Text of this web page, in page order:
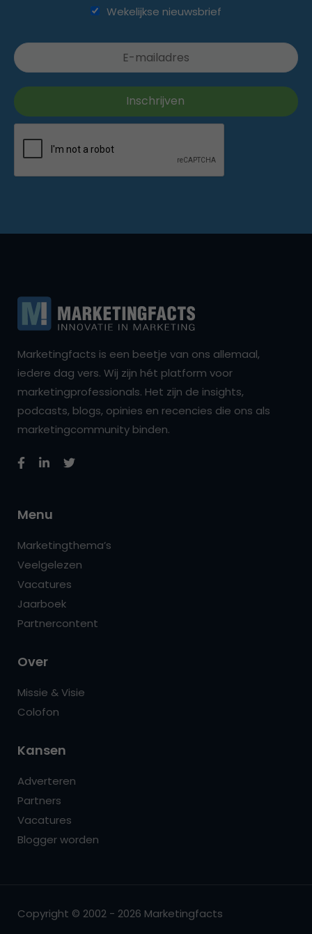
Wekelijkse nieuwsbrief
Marketingfacts is een beetje van ons allemaal,
iedere dag vers. Wij zijn hét platform voor
marketingprofessionals. Het zijn de insights,
podcasts, blogs, opinies en recencies die ons als
marketingcommunity binden.
Menu
Marketingthema’s
Veelgelezen
Vacatures
Jaarboek
Partnercontent
Over
Missie & Visie
Colofon
Kansen
Adverteren
Partners
Vacatures
Blogger worden
Copyright © 2002 - 2026 Marketingfacts